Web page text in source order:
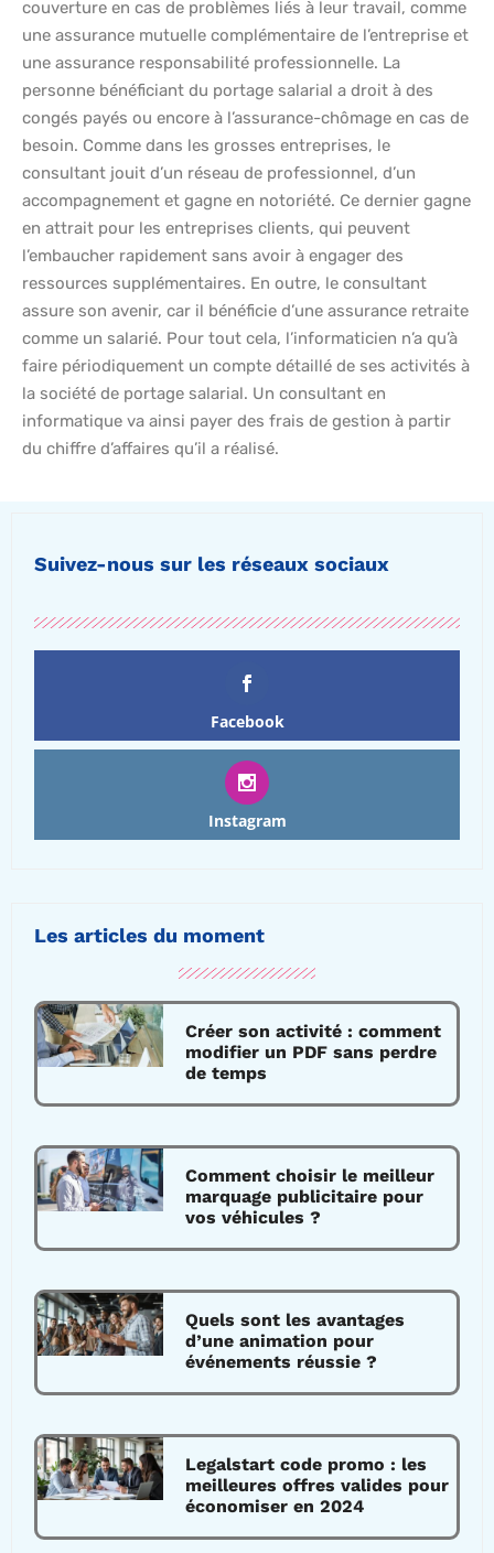
couverture en cas de problèmes liés à leur travail, comme
une assurance mutuelle complémentaire de l’entreprise et
une assurance responsabilité professionnelle. La
personne bénéficiant du portage salarial a droit à des
congés payés ou encore à l’assurance-chômage en cas de
besoin. Comme dans les grosses entreprises, le
consultant jouit d’un réseau de professionnel, d’un
accompagnement et gagne en notoriété. Ce dernier gagne
en attrait pour les entreprises clients, qui peuvent
l’embaucher rapidement sans avoir à engager des
ressources supplémentaires. En outre, le consultant
assure son avenir, car il bénéficie d’une assurance retraite
comme un salarié. Pour tout cela, l’informaticien n’a qu’à
faire périodiquement un compte détaillé de ses activités à
la société de portage salarial. Un consultant en
informatique va ainsi payer des frais de gestion à partir
du chiffre d’affaires qu’il a réalisé.
Suivez-nous sur les réseaux sociaux
Facebook
Instagram
Les articles du moment
Créer son activité : comment
modifier un PDF sans perdre
de temps
Comment choisir le meilleur
marquage publicitaire pour
vos véhicules ?
Quels sont les avantages
d’une animation pour
événements réussie ?
Legalstart code promo : les
meilleures offres valides pour
économiser en 2024